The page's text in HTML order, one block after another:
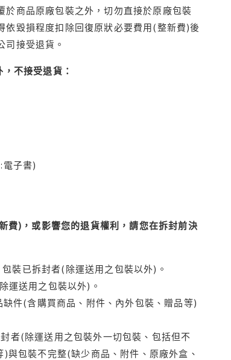
商品原廠包裝之外，切勿直接於原廠包裝
依毀損程度扣除回復原狀必要費用(整新費)後
接受退貨。
不接受退貨：
子書)
費)，或影響您的退貨權利，請您在拆封前決
裝已拆封者(除運送用之包裝以外)。
運送用之包裝以外)。
件(含購買商品、附件、內外包裝、贈品等)
者(除運送用之包裝外一切包裝、包括但不
包裝不完整(缺少商品、附件、原廠外盒、